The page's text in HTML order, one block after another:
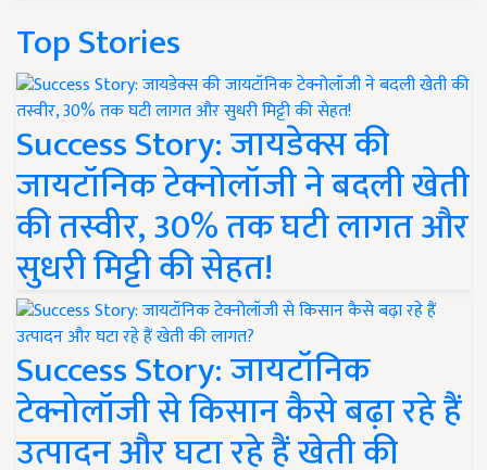
Top Stories
Success Story: जायडेक्स की
जायटॉनिक टेक्नोलॉजी ने बदली खेती
की तस्वीर, 30% तक घटी लागत और
सुधरी मिट्टी की सेहत!
Success Story: जायटॉनिक
टेक्नोलॉजी से किसान कैसे बढ़ा रहे हैं
उत्पादन और घटा रहे हैं खेती की